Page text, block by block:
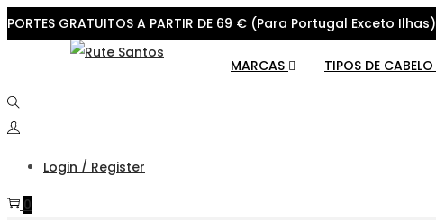
PORTES GRATUITOS A PARTIR DE 69 € (Para Portugal Exceto Ilhas)
navigation
content
MARCAS TIPOS DE CABELO
Login / Register
0